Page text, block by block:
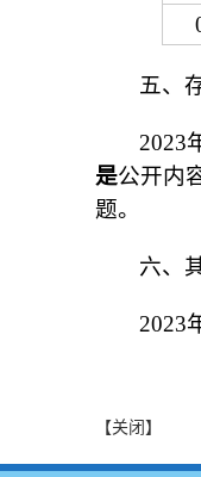
五、
2023
是公开内
题。
六、
2023
【关闭】